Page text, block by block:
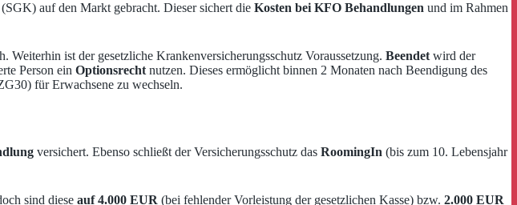
auf den Markt gebracht. Dieser sichert die Kosten bei KFO Behandlungen und im Rahmen
Weiterhin ist der gesetzliche Krankenversicherungsschutz Voraussetzung. Beendet wird der
Person ein Optionsrecht nutzen. Dieses ermöglicht binnen 2 Monaten nach Beendigung des
für Erwachsene zu wechseln.
versichert. Ebenso schließt der Versicherungsschutz das RoomingIn (bis zum 10. Lebensjahr
sind diese auf 4.000 EUR (bei fehlender Vorleistung der gesetzlichen Kasse) bzw. 2.000 EUR